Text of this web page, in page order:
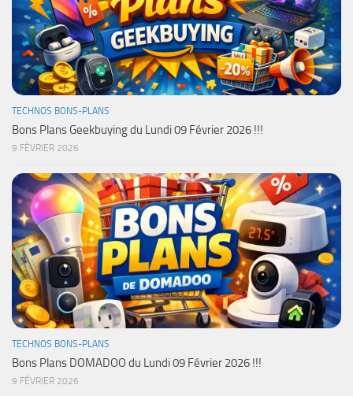
TECHNOS BONS-PLANS
Bons Plans Geekbuying du Lundi 09 Février 2026 !!!
9 FÉVRIER 2026
TECHNOS BONS-PLANS
Bons Plans DOMADOO du Lundi 09 Février 2026 !!!
9 FÉVRIER 2026